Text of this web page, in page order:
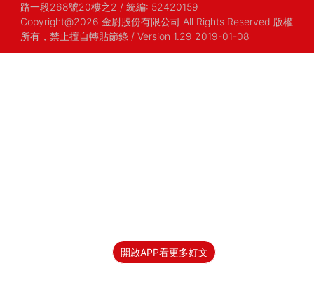
開啟APP看更多好文
路一段268號20樓之2 / 統編: 52420159
Copyright@2026 金尉股份有限公司 All Rights Reserved 版權
所有，禁止擅自轉貼節錄 / Version 1.29 2019-01-08